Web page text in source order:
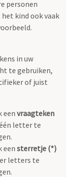
personen
kind ook vaak
in uw
te gebruiken,
of juist
eenvraagteken
letter te
eensterretje (*)
letters te